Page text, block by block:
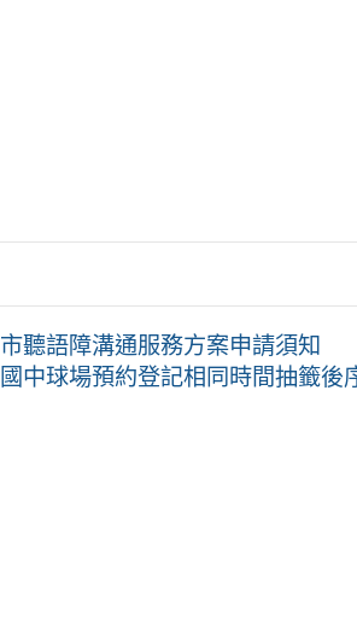
聽語障溝通服務方案申請須知
中球場預約登記相同時間抽籤後